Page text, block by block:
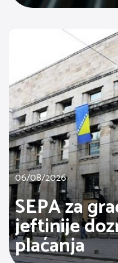
06/08/2026
SEPA za
jeftinije
plaćanja